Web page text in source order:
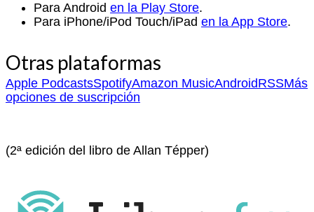
Para Android en la Play Store.
Para iPhone/iPod Touch/iPad en la App Store.
Otras plataformas
Apple PodcastsSpotifyAmazon MusicAndroidRSSMás
opciones de suscripción
(2ª edición del libro de Allan Tépper)